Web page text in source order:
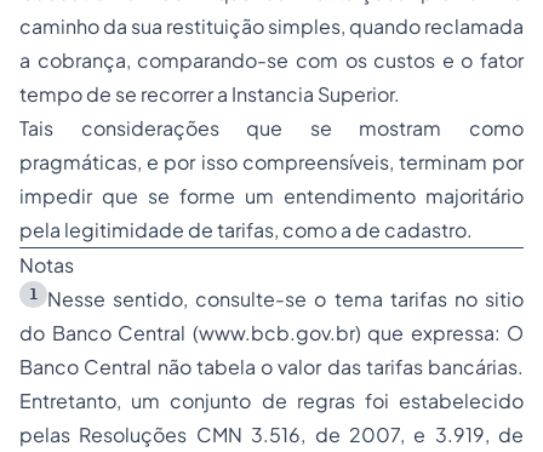
caminho da sua restituição simples, quando reclamada
a cobrança, comparando-se com os custos e o fator
tempo de se recorrer a Instancia Superior.
Tais considerações que se mostram como
pragmáticas, e por isso compreensíveis, terminam por
impedir que se forme um entendimento majoritário
pela legitimidade de tarifas, como a de cadastro.
Notas
1
Nesse sentido, consulte-se o tema tarifas no sitio
do Banco Central (www.bcb.gov.br) que expressa: O
Banco Central não tabela o valor das tarifas bancárias.
Entretanto, um conjunto de regras foi estabelecido
pelas Resoluções CMN 3.516, de 2007, e 3.919, de